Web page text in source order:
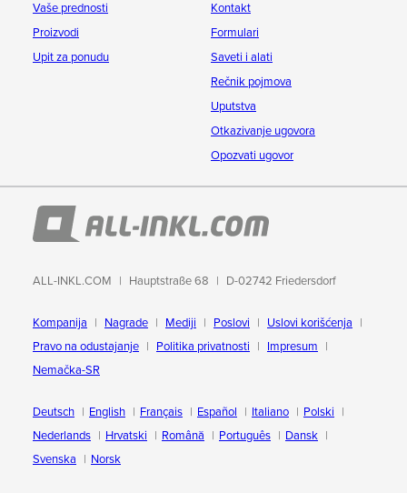
Vaše prednosti
Proizvodi
Upit za ponudu
Kontakt
Formulari
Saveti i alati
Rečnik pojmova
Uputstva
Otkazivanje ugovora
Opozvati ugovor
ALL-INKL.COM Hauptstraße 68 D-02742 Friedersdorf
Kompanija Nagrade Mediji Poslovi
Uslovi korišćenja
Pravo na odustajanje
Politika privatnosti
Impresum
Nemačka-SR
Deutsch English Français Español Italiano
Polski
Nederlands
Hrvatski Română Português
Dansk
Svenska
Norsk